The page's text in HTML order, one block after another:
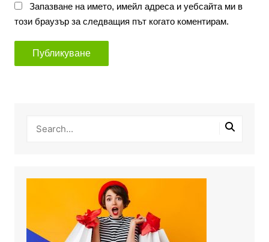
Запазване на името, имейл адреса и уебсайта ми в
този браузър за следващия път когато коментирам.